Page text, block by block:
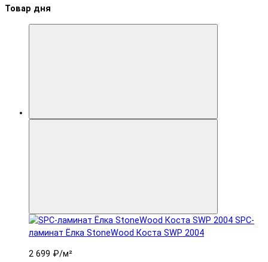
Товар дня
SPC-
ламинат Ëлка StoneWood Коста SWP 2004
2 699 ₽/м²